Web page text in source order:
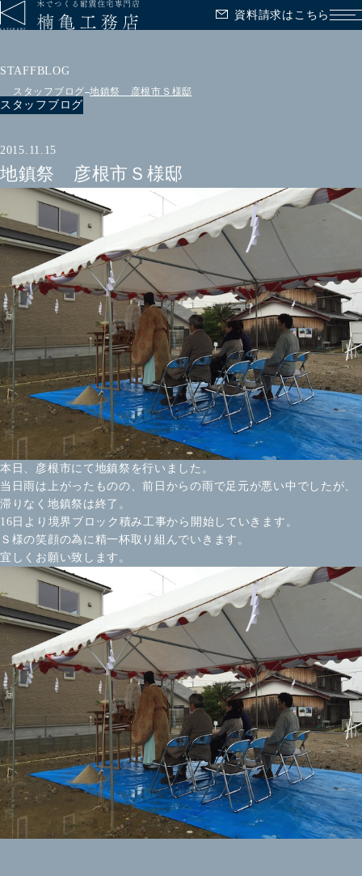
資料請求はこちら メ
STAFFBLOG
スタッフブログ 地鎮祭 彦根市Ｓ様邸
スタッフブログ
2015.11.15
地鎮祭 彦根市Ｓ様邸
本日、彦根市にて地鎮祭を行いました。
当日雨は上がったものの、前日からの雨で足元が悪い中でしたが、
滞りなく地鎮祭は終了。
16日より境界ブロック積み工事から開始していきます。
Ｓ様の笑顔の為に精一杯取り組んでいきます。
宜しくお願い致します。